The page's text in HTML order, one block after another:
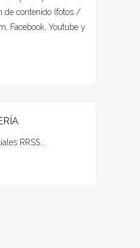
de contenido (fotos /
Facebook, Youtube y
RRSS...